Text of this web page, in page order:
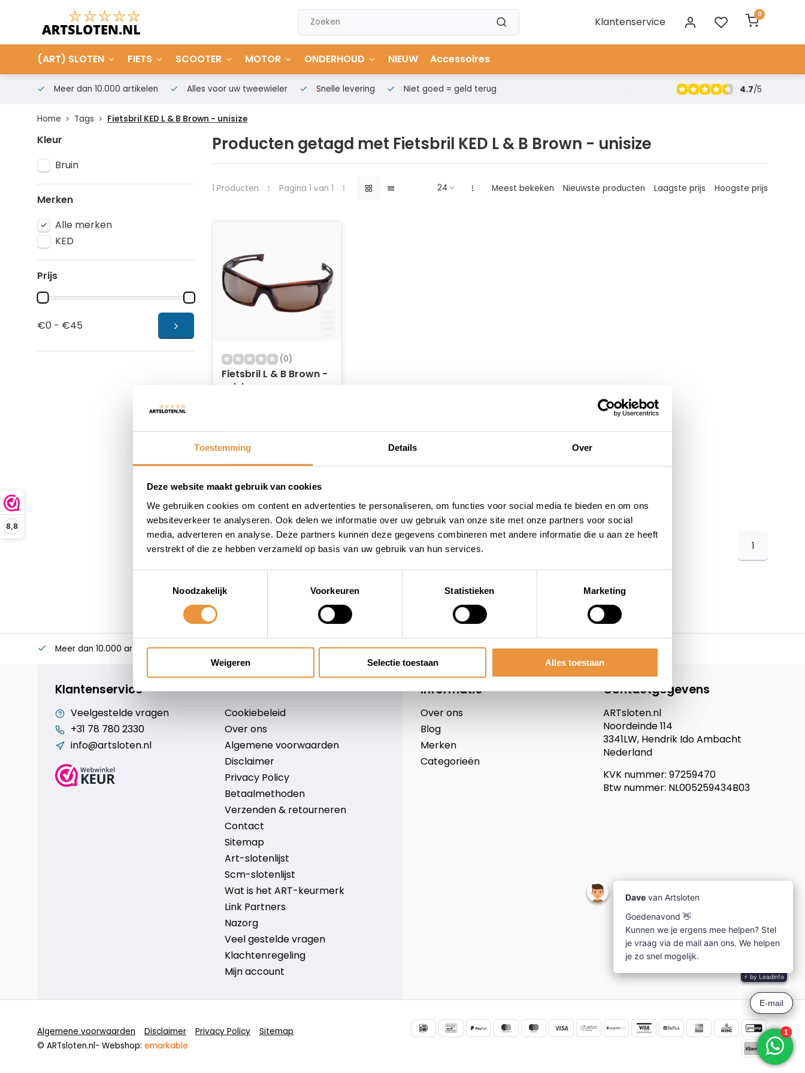
Toestemming Details Over
Deze website maakt gebruik van cookies
We gebruiken cookies om content en advertenties te personaliseren, om functies voor social media te bieden en om ons
websiteverkeer te analyseren. Ook delen we informatie over uw gebruik van onze site met onze partners voor social
media, adverteren en analyse. Deze partners kunnen deze gegevens combineren met andere informatie die u aan ze heeft
verstrekt of die ze hebben verzameld op basis van uw gebruik van hun services.
Noodzakelijk
Voorkeuren Statistieken Marketing
Weigeren Selectie toestaan Alles toestaan
8,8
Klantenservice
0
(ART) SLOTEN FIETS SCOOTER MOTOR ONDERHOUD NIEUW Accessoires
Meer dan 10.000 artikelen Alles voor uw tweewieler Snelle levering Niet goed = geld terug 4.7/5
Home Tags Fietsbril KED L & B Brown - unisize
Kleur
Bruin
Merken
Alle merken
KED
Prijs
€0 - €45
Producten getagd met Fietsbril KED L & B Brown - unisize
1 Producten Pagina 1 van 1 Meest bekeken Nieuwste producten Laagste prijs Hoogste prijs
(0)
Fietsbril L & B Brown -
unisize
49,95
1
Meer dan 10.000 artikelen Alles voor uw tweewieler Snelle levering Niet goed = geld terug
Klantenservice
Veelgestelde vragen
+31 78 780 2330
info@artsloten.nl
Cookiebeleid
Over ons
Algemene voorwaarden
Disclaimer
Privacy Policy
Betaalmethoden
Verzenden & retourneren
Contact
Sitemap
Art-slotenlijst
Scm-slotenlijst
Wat is het ART-keurmerk
Link Partners
Nazorg
Veel gestelde vragen
Klachtenregeling
Mijn account
Informatie
Over ons
Blog
Merken
Categorieën
Contactgegevens
ARTsloten.nl
Noordeinde 114
3341LW, Hendrik Ido Ambacht
Nederland
KVK nummer: 97259470
Btw nummer: NL005259434B03
Algemene voorwaarden Disclaimer Privacy Policy
Sitemap
© ARTsloten.nl- Webshop: emarkable